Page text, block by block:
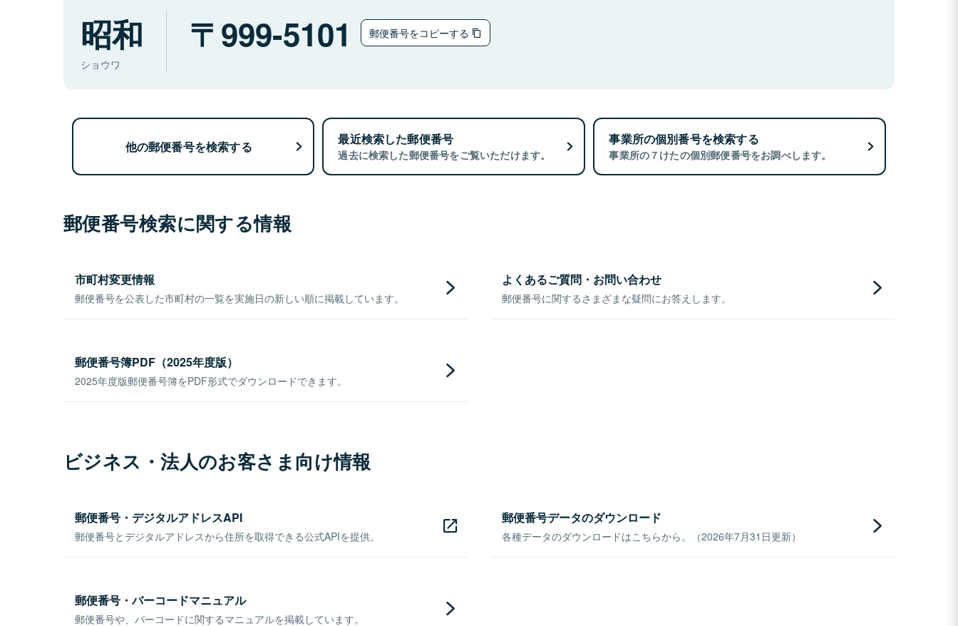
昭和
ショウワ
999-5101 郵便番号をコピーする
他の郵便番号を検索する 最近検索した郵便番号
過去に検索した郵便番号をご覧いただけます。
事業所の個別番号を検索する
事業所の７けたの個別郵便番号をお調べします。
郵便番号検索に関する情報
市町村変更情報
郵便番号を公表した市町村の一覧を実施日の新しい順に掲載しています。
よくあるご質問・お問い合わせ
郵便番号に関するさまざまな疑問にお答えします。
郵便番号簿PDF（2025年度版）
2025年度版郵便番号簿をPDF形式でダウンロードできます。
ビジネス・法人のお客さま向け情報
郵便番号・デジタルアドレスAPI
郵便番号とデジタルアドレスから住所を取得できる公式APIを提供。
郵便番号データのダウンロード
各種データのダウンロードはこちらから。（2026年7月31日更新）
郵便番号・バーコードマニュアル
郵便番号や、バーコードに関するマニュアルを掲載しています。